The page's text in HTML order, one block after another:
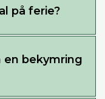
på ferie?
en bekymring